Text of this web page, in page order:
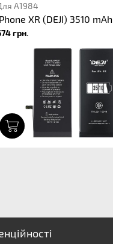
A1984
XR (DEJI) 3510 mAh
грн.